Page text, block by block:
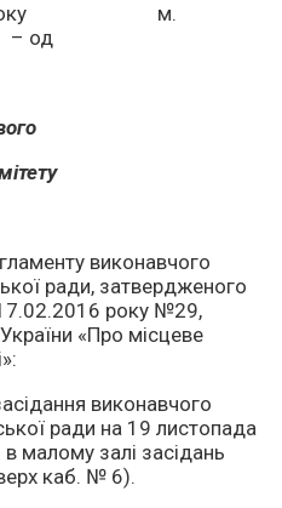
року м.
од
виконавчого
ради, затвердженого
року №29,
«Про місцеве
виконавчого
ради на 19 листопада
малому залі засідань
каб. № 6).